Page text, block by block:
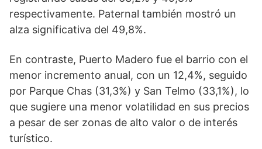
respectivamente. Paternal también mostró un
alza significativa del 49,8%.
En contraste, Puerto Madero fue el barrio con el
menor incremento anual, con un 12,4%, seguido
por Parque Chas (31,3%) y San Telmo (33,1%), lo
que sugiere una menor volatilidad en sus precios
a pesar de ser zonas de alto valor o de interés
turístico.